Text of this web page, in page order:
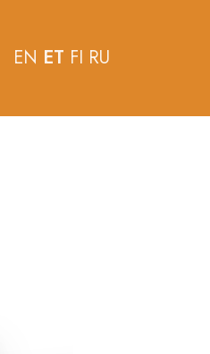
EN ET FI RU